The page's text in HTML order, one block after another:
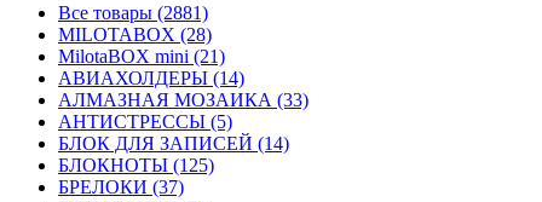
Все товары (2881)
MILOTABOX (28)
MilotaBOX mini (21)
АВИАХОЛДЕРЫ (14)
АЛМАЗНАЯ МОЗАИКА (33)
АНТИСТРЕССЫ (5)
БЛОК ДЛЯ ЗАПИСЕЙ (14)
БЛОКНОТЫ (125)
БРЕЛОКИ (37)